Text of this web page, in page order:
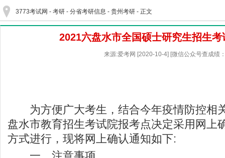
3773考试网 - 考研 - 分省考研信息 - 贵州考研 - 正文
2021六盘水市全国硕士研究生招生
来源:爱考网 [2020-10-4] [微信公众号查成绩
为方便广大考生，结合今年疫情防控相
盘水市教育招生考试院报考点决定采用网上
方式进行，现将网上确认通知如下: